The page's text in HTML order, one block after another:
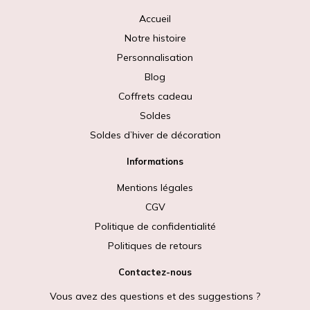
Accueil
Notre histoire
Personnalisation
Blog
Coffrets cadeau
Soldes
Soldes d’hiver de décoration
Informations
Mentions légales
CGV
Politique de confidentialité
Politiques de retours
Contactez-nous
Vous avez des questions et des suggestions ?